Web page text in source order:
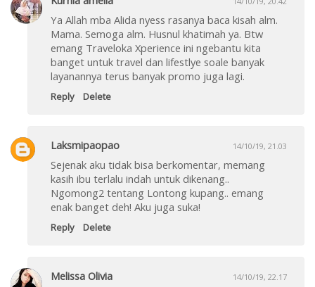
Ya Allah mba Alida nyess rasanya baca kisah alm.
Mama. Semoga alm. Husnul khatimah ya. Btw
emang Traveloka Xperience ini ngebantu kita
banget untuk travel dan lifestlye soale banyak
layanannya terus banyak promo juga lagi.
Reply Delete
Laksmipaopao 14/10/19, 21.03
Sejenak aku tidak bisa berkomentar, memang
kasih ibu terlalu indah untuk dikenang..
Ngomong2 tentang Lontong kupang.. emang
enak banget deh! Aku juga suka!
Reply Delete
Melissa Olivia 14/10/19, 22.17